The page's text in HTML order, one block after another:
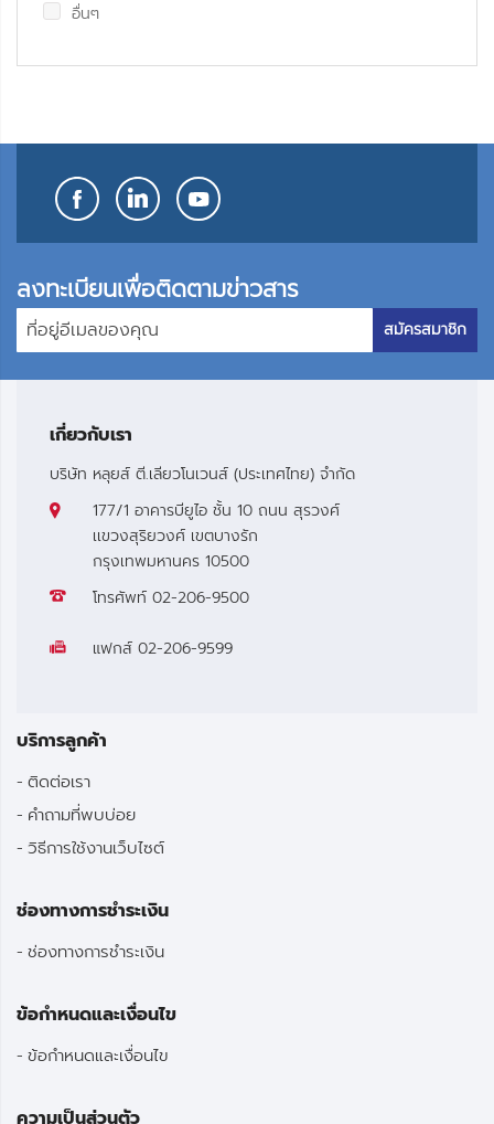
อื่นๆ
ลงทะเบียนเพื่อติดตามข่าวสาร
สมัครสมาชิก
เกี่ยวกับเรา
บริษัท หลุยส์ ตี.เลียวโนเวนส์ (ประเทศไทย) จำกัด
177/1 อาคารบียูไอ ชั้น 10 ถนน สุรวงศ์
เเขวงสุริยวงศ์ เขตบางรัก
กรุงเทพมหานคร 10500
โทรศัพท์ 02-206-9500
แฟกส์ 02-206-9599
บริการลูกค้า
ติดต่อเรา
คำถามที่พบบ่อย
วิธีการใช้งานเว็บไซต์
ช่องทางการชำระเงิน
ช่องทางการชำระเงิน
ข้อกำหนดและเงื่อนไข
ข้อกำหนดและเงื่อนไข
ความเป็นส่วนตัว